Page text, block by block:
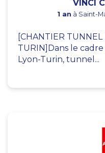
VINCI
1 an à Saint-
[CHANTIER TUNNEL
TURIN]Dans le
Lyon-Turin, tunnel...